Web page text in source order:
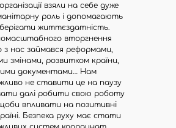
взяли на себе дуже
роль і допомагають
життєздатність.
вторгнення
нас займався реформами,
змінами, розвитком країни,
документами… Нам
не ставити це на паузу
далі робити свою роботу
впливати на позитивні
Безпека руху має стати